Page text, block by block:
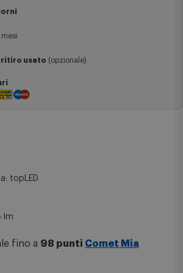
i prodotti acquistati in modalità di
spediti a partire dalla data di uscita indicata
ritiro usato (opzionale)
topLED
lm
fino a 98 punti Comet Mia